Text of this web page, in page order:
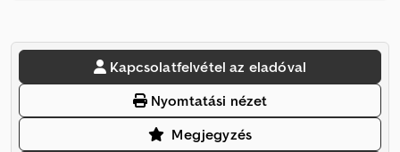
Kapcsolatfelvétel az eladóval
Nyomtatási nézet
Megjegyzés